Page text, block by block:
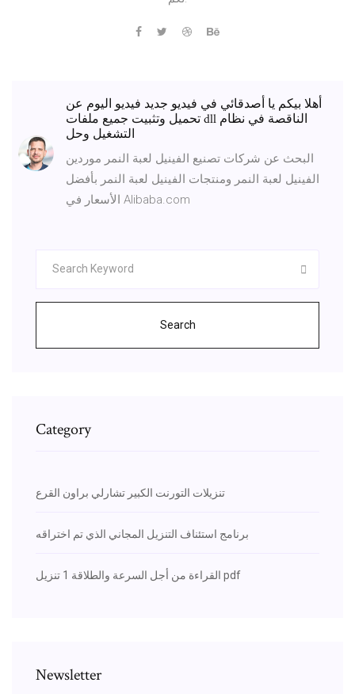
أهلا بيكم يا أصدقائي في فيديو جديد فيديو اليوم عن
تحميل وتثبيت جميع ملفات dll الناقصة في نظام
التشغيل وحل
البحث عن شركات تصنيع الفينيل لعبة النمر موردين
الفينيل لعبة النمر ومنتجات الفينيل لعبة النمر بأفضل
الأسعار في Alibaba.com
Search
Category
تنزيلات التورنت الكبير تشارلي براون القرع
برنامج استئناف التنزيل المجاني الذي تم اختراقه
القراءة من أجل السرعة والطلاقة 1 تنزيل pdf
Newsletter